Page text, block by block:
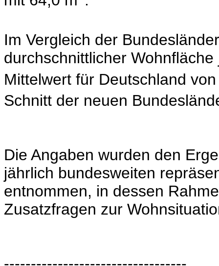
Im Vergleich der
durchschnittlicher
Mittelwert für Deutschland
Schnitt der neuen
Die Angaben wurden den
jährlich bundesweiten
entnommen, in dessen
Zusatzfragen zur